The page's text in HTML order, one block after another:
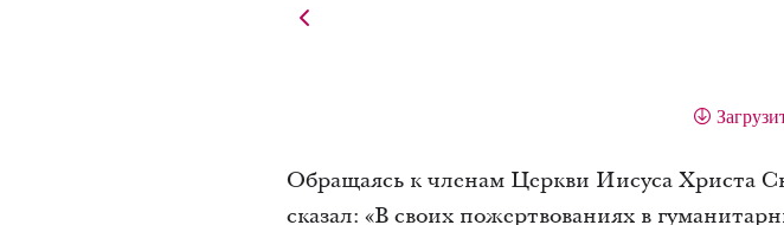
Обращаясь к членам Церкви Иисуса Христа
сказал: «В своих пожертвованиях в